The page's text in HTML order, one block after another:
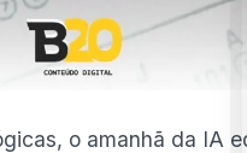
o amanhã da IA